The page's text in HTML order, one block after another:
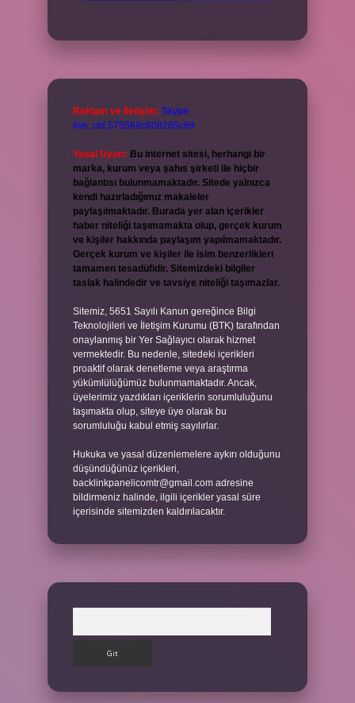
Reklam ve İletişim: Skype:
live:.cid.575569c608265c69
Yasal Uyarı: Bu internet sitesi, herhangi bir
marka, kurum veya şahıs şirketi ile hiçbir
bağlantısı bulunmamaktadır. Sitede yalnızca
kendi hazırladığımız makaleler
paylaşılmaktadır. Burada yer alan içerikler
haber niteliği taşımamakta olup, gerçek kurum
ve kişiler hakkında paylaşım yapılmamaktadır.
Gerçek kurum ve kişiler ile isim benzerlikleri
tamamen tesadüfidir. Sitemizdeki bilgiler
taslak halindedir ve tavsiye niteliği taşımazlar.
Sitemiz, 5651 Sayılı Kanun gereğince Bilgi
Teknolojileri ve İletişim Kurumu (BTK) tarafından
onaylanmış bir Yer Sağlayıcı olarak hizmet
vermektedir. Bu nedenle, sitedeki içerikleri
proaktif olarak denetleme veya araştırma
yükümlülüğümüz bulunmamaktadır. Ancak,
üyelerimiz yazdıkları içeriklerin sorumluluğunu
taşımakta olup, siteye üye olarak bu
sorumluluğu kabul etmiş sayılırlar.
Hukuka ve yasal düzenlemelere aykırı olduğunu
düşündüğünüz içerikleri,
backlinkpanelicomtr@gmail.com adresine
bildirmeniz halinde, ilgili içerikler yasal süre
içerisinde sitemizden kaldırılacaktır.